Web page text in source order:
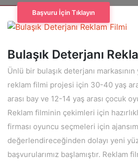
Başvuru İçin Tıklayın
Bulaşık Deterjanı
Ünlü bir bulaşık deterjanı
reklam filmi projesi için 30-40 yaş
arası bay ve 12-14 yaş arası çocuk
Reklam filminin çekimleri için
firması oyuncu seçmeleri için
değerlendireceğinden dolayı yeni
başvurularımız başlamıştır. Reklam